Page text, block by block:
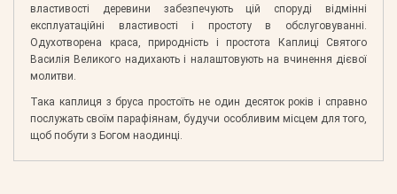
властивості деревини забезпечують цій споруді відмінні
експлуатаційні властивості і простоту в обслуговуванні.
Одухотворена краса, природність і простота Каплиці Святого
Василія Великого надихають і налаштовують на вчинення дієвої
молитви.
Така каплиця з бруса простоїть не один десяток років і справно
послужать своїм парафіянам, будучи особливим місцем для того,
щоб побути з Богом наодинці.